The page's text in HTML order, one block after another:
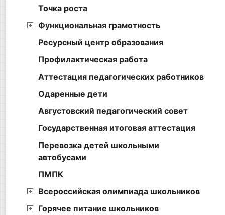
Точка роста
Функциональная грамотность
Ресурсный центр образования
Профилактическая работа
Аттестация педагогических работников
Одаренные дети
Августовский педагогический совет
Государственная итоговая аттестация
Перевозка детей школьными
автобусами
ПМПК
Всероссийская олимпиада школьников
Горячее питание школьников